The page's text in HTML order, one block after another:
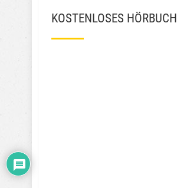
KOSTENLOSES HÖRBUCH